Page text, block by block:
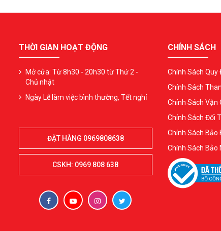
THỜI GIAN HOẠT ĐỘNG
Mở cửa: Từ 8h30 - 20h30 từ Thứ 2 -
Chủ nhật
Ngày Lễ làm việc bình thường, Tết nghỉ
ĐẶT HÀNG 0969808638
CSKH: 0969 808 638
CHÍNH SÁCH
Chính Sách Quy
Chính Sách
Chính Sách Vận
Chính Sách Đổi
Chính Sách Bảo
Chính Sách Bảo